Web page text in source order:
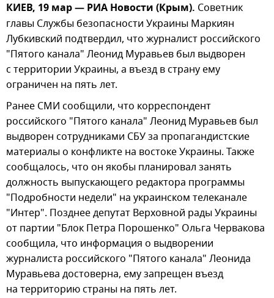
КИЕВ, 19 мар — РИА Новости (Крым). Советник
главы Службы безопасности Украины Маркиян
Лубкивский подтвердил, что журналист российского
"Пятого канала" Леонид Муравьев был выдворен
с территории Украины, а въезд в страну ему
ограничен на пять лет.
Ранее СМИ сообщили, что корреспондент
российского "Пятого канала" Леонид Муравьев был
выдворен сотрудниками СБУ за пропагандистские
материалы о конфликте на востоке Украины. Также
сообщалось, что он якобы планировал занять
должность выпускающего редактора программы
"Подробности недели" на украинском телеканале
"Интер". Позднее депутат Верховной рады Украины
от партии "Блок Петра Порошенко" Ольга Червакова
сообщила, что информация о выдворении
журналиста российского "Пятого канала" Леонида
Муравьева достоверна, ему запрещен въезд
на территорию страны на пять лет.